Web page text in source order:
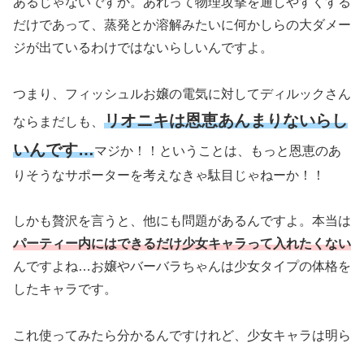
だけであって、蒸発とか溶解みたいに何かしらの大ダメー
ジが出ているわけではないらしいんですよ。
つまり、フィッシュルお嬢の電気に対してディルックさん
ならまだしも、 リオニキは恩恵あんまりないらし
いんです…マジか！！ということは、もっと恩恵のあ
りそうなサポーターを考えなきゃ駄目じゃねーか！！
しかも贅沢を言うと、他にも問題があるんですよ。本当は
パーティー内にはできるだけ少女キャラって入れたくない
んですよね…お嬢やバーバラちゃんは少女タイプの体格を
したキャラです。
これ使ってみたら分かるんですけれど、少女キャラは明ら